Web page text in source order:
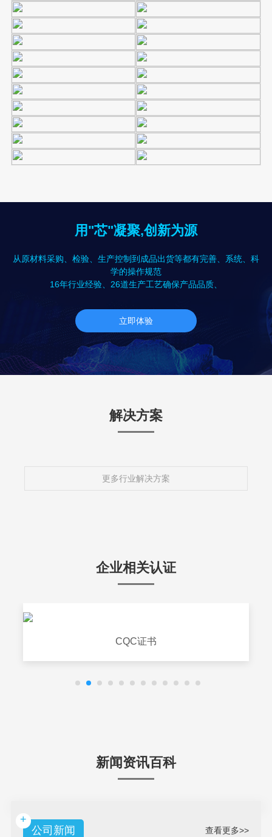
用"芯"凝聚,创新为源
从原材料采购、检验、生产控制到成品出货等都有完善、系统、科
学的操作规范
16年行业经验、26道生产工艺确保产品品质、
立即体验
解决方案
更多行业解决方案
企业相关认证
CQC证书
新闻资讯百科
+
公司新闻
查看更多>>